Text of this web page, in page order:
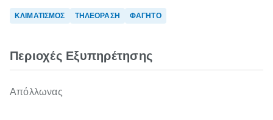
ΚΛΙΜΑΤΙΣΜΟΣ ΤΗΛΕΟΡΑΣΗ ΦΑΓΗΤΟ
Περιοχές Εξυπηρέτησης
Απόλλωνας